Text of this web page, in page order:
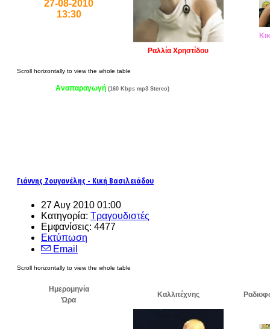
27-08-2010
13:30
Ραλλία Χρηστίδου
Αναπαραγωγή (160 Kbps mp3 Stereo)
Γιάννης Ζουγανέλης - Κική Βασιλειάδου
27 Αυγ 2010 01:00
Κατηγορία: Τραγουδιστές
Εμφανίσεις: 4477
Εκτύπωση
Email
Ημερομηνία
Ώρα
Καλλιτέχνης